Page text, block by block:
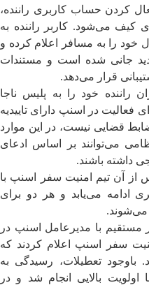
کردن حساب کاربری راننده،
کیف می‌شود. کاربر راننده به
خود را به مسافر اعلام کرده و
جانی شده است و مستندات
قرار می‌دهد.
راننده خود را به پلیس ناجا
فعالیت در اسنپ دارای تاییدیه‌
قضایی نیست، در این موارد
می‌توانند بر اساس ادعای
داشته باشند.
از آن تیم امنیت سفر اسنپ با
ادامه می‌یابد و هر دو برای
می‌شوند.
با مدیرعامل اسنپ در
سفر اسنپ اعلام کردند که
باوجود تعطیلات، رسیدگی به
بالایی انجام شد و در